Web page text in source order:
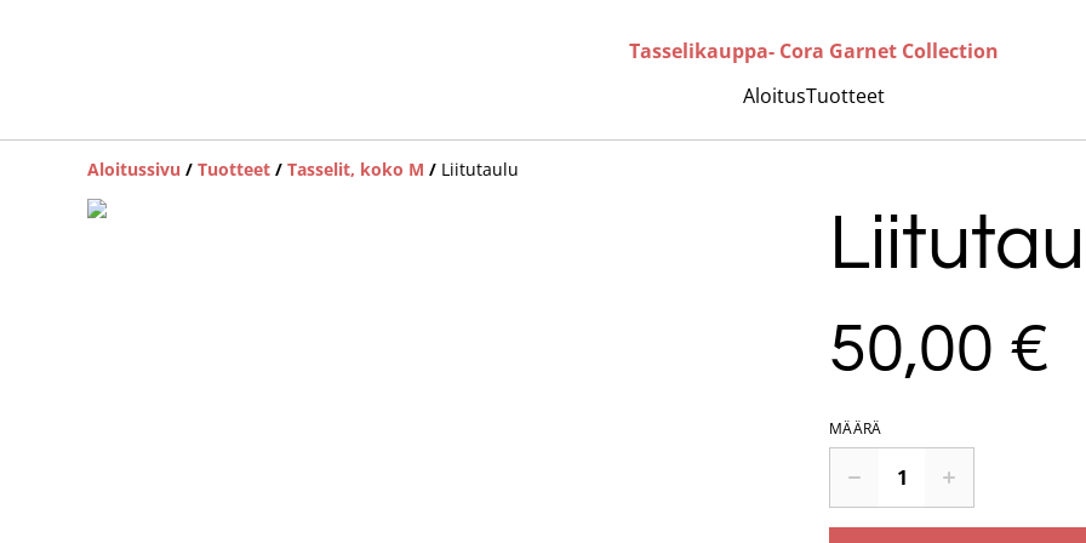
Tasselikauppa- Cora Garnet Collection
AloitusTuotteet
Aloitussivu / Tuotteet / Tasselit, koko M / Liitutaulu
50,00 €
MÄÄRÄ